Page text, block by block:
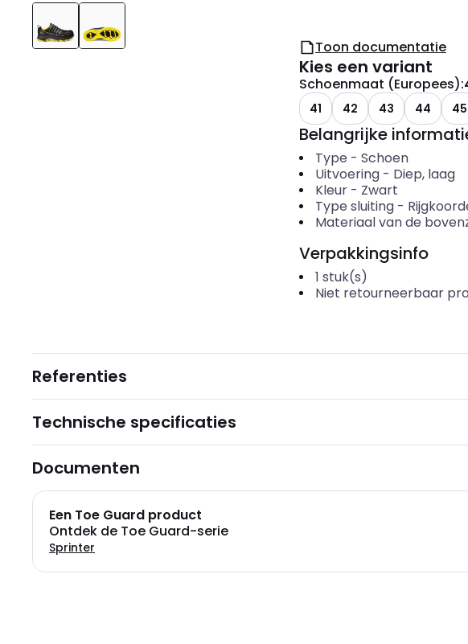
Toon documentatie
Kies een variant
Schoenmaat (Europees):
41 42 43 44 45
Belangrijke
Type - Schoen
Uitvoering- Diep, laag
Kleur- Zwart
Type sluiting-
Materiaal van de
Verpakkingsinfo
1 stuk(s)
Niet retourneerbaar
Referenties
Technische specificaties
Documenten
Een Toe Guard product
Ontdek de Toe Guard-serie
Sprinter